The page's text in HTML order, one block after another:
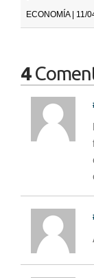
ECONOMÍA | 11/
4